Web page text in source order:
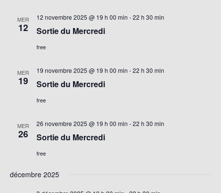
MER
12
12 novembre 2025 @ 19 h 00 min -22 h 30 min
Sortie du Mercredi
free
MER
19
19 novembre 2025 @ 19 h 00 min -22 h 30 min
Sortie du Mercredi
free
MER
26
26 novembre 2025 @ 19 h 00 min -22 h 30 min
Sortie du Mercredi
free
décembre 2025